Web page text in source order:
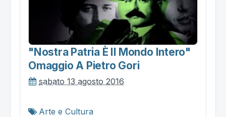
"nostra Patria È Il Mondo Intero"
Omaggio A Pietro Gori
sabato 13 agosto 2016
Arte e Cultura